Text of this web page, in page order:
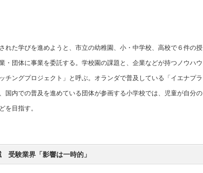
れた学びを進めようと、市立の幼稚園、小・中学校、高校で６件の授
・団体に事業を委託する。学校園の課題と、企業などが持つノウハウ
チングプロジェクト」と呼ぶ。オランダで普及している「イエナプラ
国内での普及を進めている団体が参画する小学校では、児童が自分の
を目指す。
受験業界「影響は一時的」